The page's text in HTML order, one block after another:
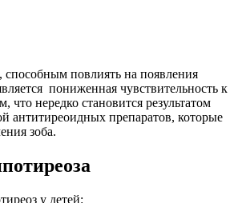
повлиять на появления
пониженная чувствительность к
нередко становится результатом
антитиреоидных препаратов, которые
зоба.
у детей: